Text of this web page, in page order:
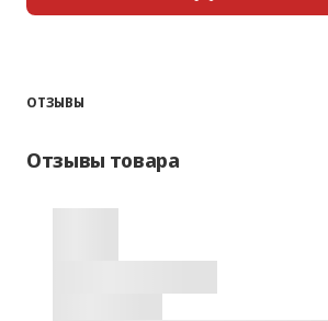
ОТЗЫВЫ
Отзывы товара